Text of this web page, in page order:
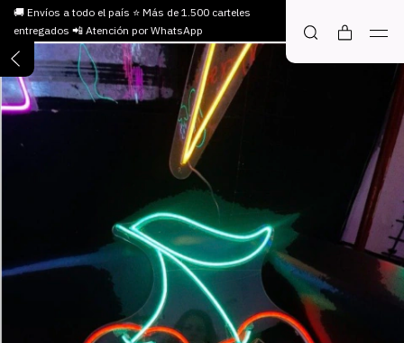
🚚 Envíos a todo el país ⭐ Más de 1.500 carteles
entregados 📲 Atención por WhatsApp